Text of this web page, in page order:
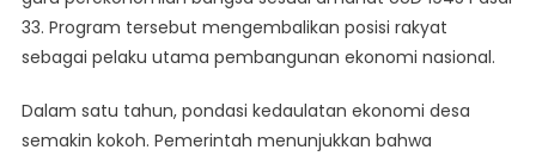
33. Program tersebut mengembalikan posisi rakyat
sebagai pelaku utama pembangunan ekonomi nasional.
Dalam satu tahun, pondasi kedaulatan ekonomi desa
semakin kokoh. Pemerintah menunjukkan bahwa